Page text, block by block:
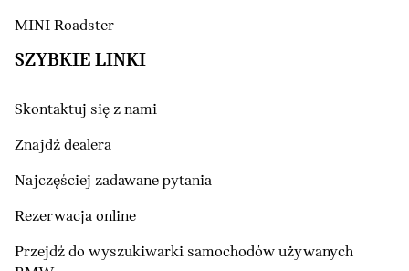
MINI Roadster
SZYBKIE LINKI
Skontaktuj się z nami
Znajdź dealera
Najczęściej zadawane pytania
Rezerwacja online
Przejdź do wyszukiwarki samochodów używanych